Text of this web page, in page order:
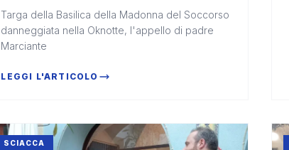
questo luogo” (Video)
Targa della Basilica della Madonna del Soccorso
danneggiata nella Oknotte, l'appello di padre
Marciante
LEGGI L'ARTICOLO
SCIACCA